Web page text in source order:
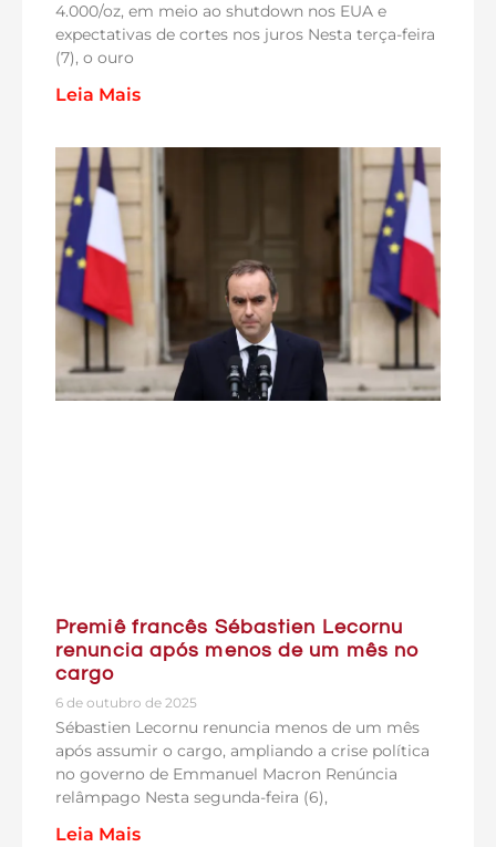
4.000/oz, em meio ao shutdown nos EUA e
expectativas de cortes nos juros Nesta terça-feira
(7), o ouro
Leia Mais
Premiê francês Sébastien Lecornu
renuncia após menos de um mês no
cargo
6 de outubro de 2025
Sébastien Lecornu renuncia menos de um mês
após assumir o cargo, ampliando a crise política
no governo de Emmanuel Macron Renúncia
relâmpago Nesta segunda-feira (6),
Leia Mais